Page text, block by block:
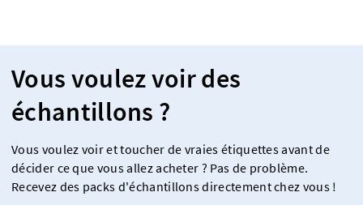
Vous voulez voir des
échantillons ?
Vous voulez voir et toucher de vraies étiquettes avant de
décider ce que vous allez acheter ? Pas de problème.
Recevez des packs d'échantillons directement chez vous !